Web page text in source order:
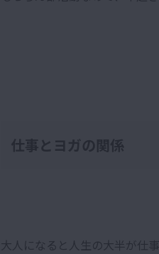
仕事とヨガの関係
大人になると人生の大半が仕